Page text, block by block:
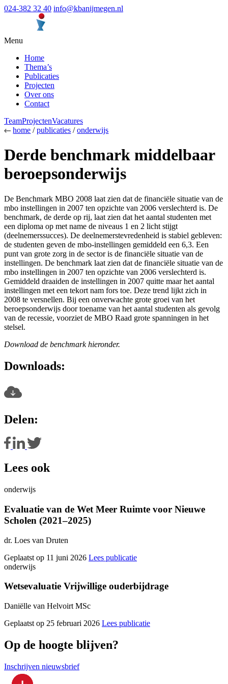
024-382 32 40 info@kbanijmegen.nl
Menu
Home
Thema’s
Publicaties
Projecten
Over ons
Contact
TeamProjectenVacatures
home /publicaties /onderwijs
Derde benchmark middelbaar
beroepsonderwijs
De Benchmark MBO 2008 laat zien dat de financiële situatie van de
mbo instellingen in 2007 ten opzichte van 2006 verslechterd is. De
benchmark, de derde op rij, laat zien dat het aantal studenten met
een diploma op met name de niveaus 1 en 2 licht stijgt
(deelnemerssucces). De deelnemerstevredenheid is stabiel gebleven:
de studenten geven de mbo-instellingen gemiddeld een 6,3. Een
punt van grote zorg in de sector is de financiële situatie van de
instellingen. De benchmark laat zien dat de financiële situatie van de
mbo instellingen in 2007 ten opzichte van 2006 verslechterd is.
Gemiddeld draaiden de instellingen in 2007 quitte maar het aantal
instellingen met een tekort nam fors toe. Deze trend lijkt zich in
2008 te versnellen. Bij een onverwachte grote groei van het
beroepsonderwijs door toename van het aantal studenten als gevolg
van de recessie, voorziet de MBO Raad grote spanningen in het
stelsel.
Download de benchmark hieronder.
Downloads:
Delen:
Lees ook
onderwijs
Evaluatie van de Wet Meer Ruimte voor Nieuwe
Scholen (2021–2025)
dr. Loes van Druten
Geplaatst op 11 juni 2026 Lees publicatie
onderwijs
Wetsevaluatie Vrijwillige ouderbijdrage
Daniëlle van Helvoirt MSc
Geplaatst op 25 februari 2026 Lees publicatie
Op de hoogte blijven?
Inschrijven nieuwsbrief